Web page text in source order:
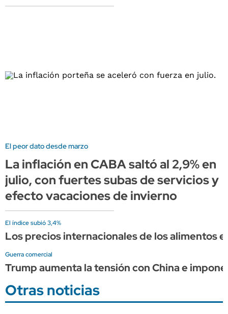
El peor dato desde marzo
La inflación en CABA saltó al 2,9% en
julio, con fuertes subas de servicios y
efecto vacaciones de invierno
El índice subió 3,4%
Los precios internacionales de los alimentos
Guerra comercial
Trump aumenta la tensión con China e
Otras noticias